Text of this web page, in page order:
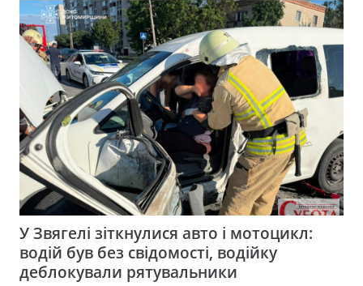
У Звягелі зіткнулися авто і мотоцикл:
водій був без свідомості, водійку
деблокували рятувальники